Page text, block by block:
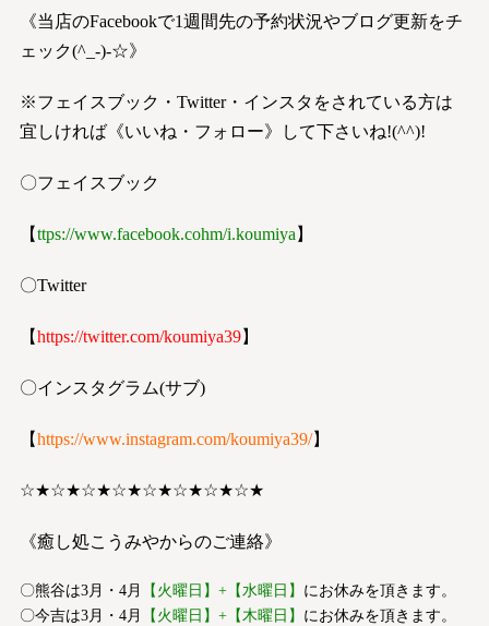
《当店のFacebookで1週間先の予約状況やブログ更新をチ
ェック(^_-)-☆》
※フェイスブック・Twitter・インスタをされている方は
宜しければ《いいね・フォロー》して下さいね!(^^)!
〇フェイスブック
【ttps://www.facebook.cohm/i.koumiya 】
〇Twitter
【https://twitter.com/koumiya39】
〇インスタグラム(サブ)
【https://www.instagram.com/koumiya39/】
☆★☆★☆★☆★☆★☆★☆★☆★
《癒し処こうみやからのご連絡》
〇熊谷は3月・4月 【火曜日】+【水曜日】 にお休みを頂きます。
〇今吉は3月・4月
【火曜日】+【木曜日】 にお休みを頂きます。